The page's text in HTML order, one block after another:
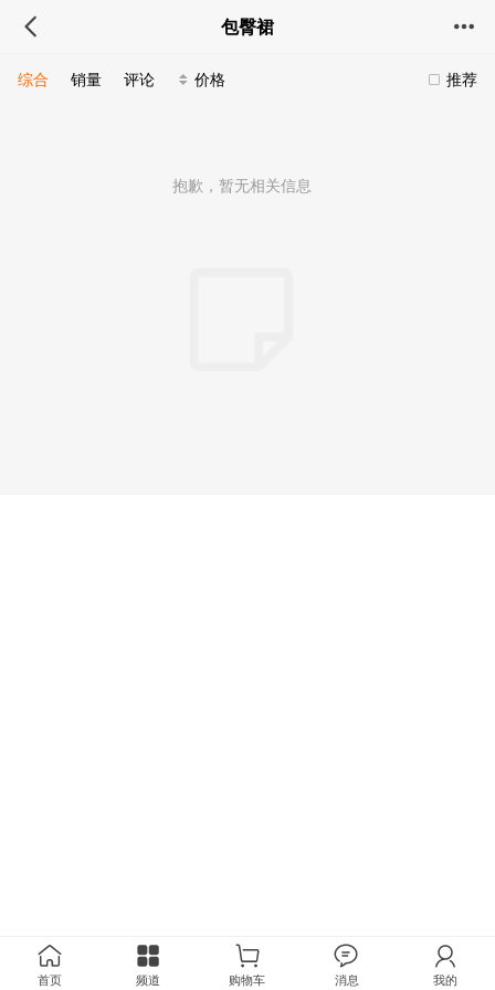
包臀裙
推荐
综合 销量 评论 价格
抱歉，暂无相关信息
首页 频道 购物车 消息 我的